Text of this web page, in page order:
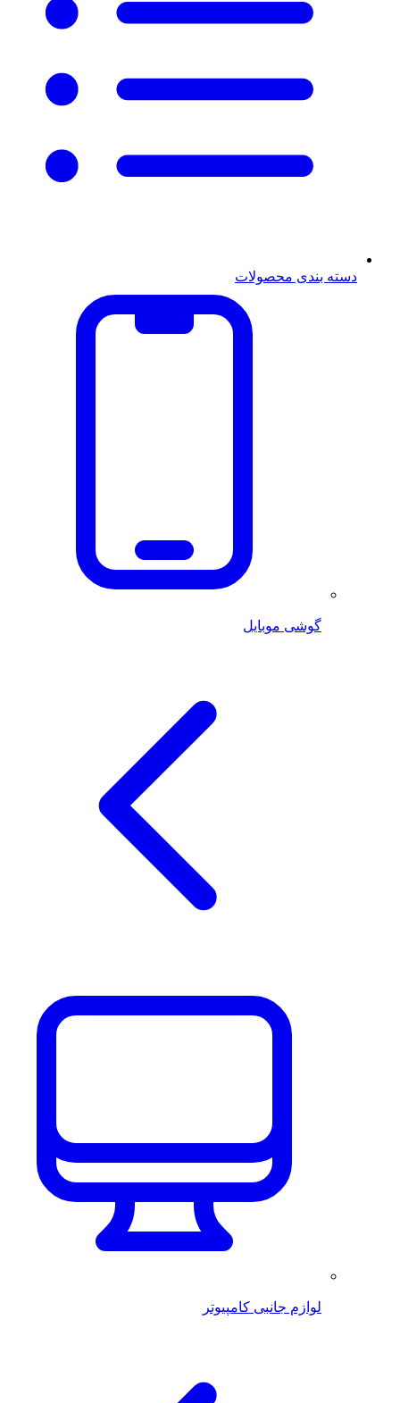
دسته بندی محصولات
گوشی موبایل
لوازم جانبی کامپیوتر